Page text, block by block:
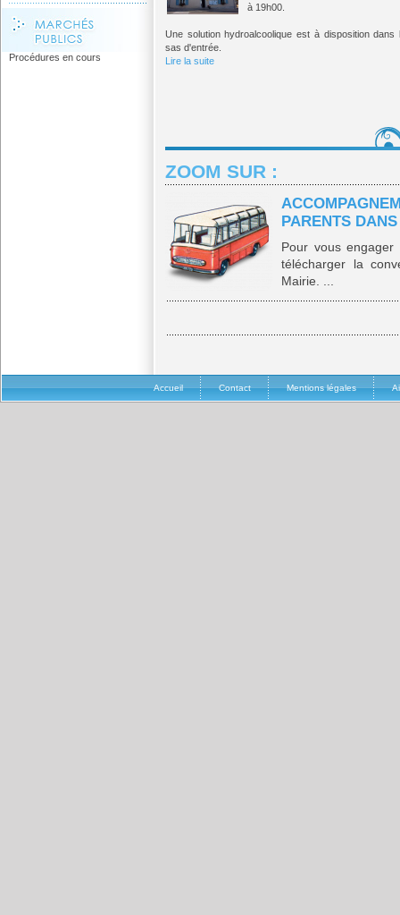
Procédures en cours
à 19h00.
Une solution hydroalcoolique est à disposition dans
sas d'entrée.
Lire la suite
ZOOM SUR :
PARENTS
Pour vous
télécharger la
Mairie. ...
Accueil Contact Mentions légales